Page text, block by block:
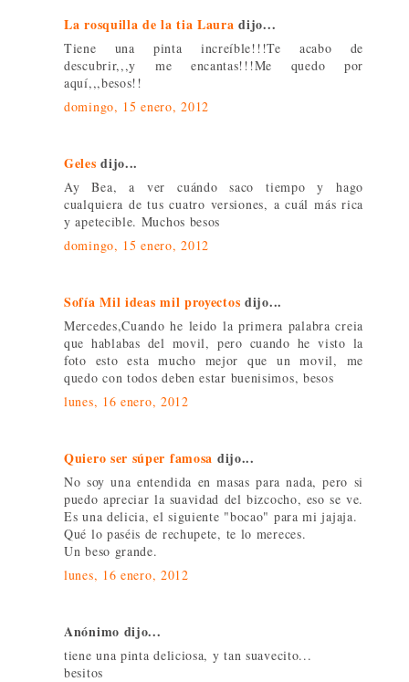
La rosquilla de la tia Laura dijo...
Tiene una pinta increíble!!!Te acabo de
descubrir,,,y me encantas!!!Me quedo por
aquí,,,besos!!
domingo, 15 enero, 2012
Geles dijo...
Ay Bea, a ver cuándo saco tiempo y hago
cualquiera de tus cuatro versiones, a cuál más rica
y apetecible. Muchos besos
domingo, 15 enero, 2012
Sofía Mil ideas mil proyectos dijo...
Mercedes,Cuando he leido la primera palabra creia
que hablabas del movil, pero cuando he visto la
foto esto esta mucho mejor que un movil, me
quedo con todos deben estar buenisimos, besos
lunes, 16 enero, 2012
Quiero ser súper famosa dijo...
No soy una entendida en masas para nada, pero si
puedo apreciar la suavidad del bizcocho, eso se ve.
Es una delicia, el siguiente "bocao" para mi jajaja.
Qué lo paséis de rechupete, te lo mereces.
Un beso grande.
lunes, 16 enero, 2012
Anónimo dijo...
tiene una pinta deliciosa, y tan suavecito...
besitos